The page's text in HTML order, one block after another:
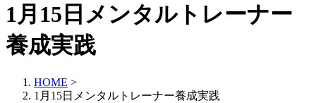
1月15日メンタルトレーナー
養成実践
HOME >
1月15日メンタルトレーナー養成実践